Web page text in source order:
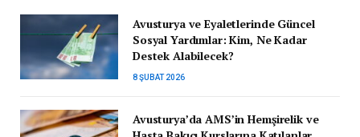
Avusturya ve Eyaletlerinde Güncel
Sosyal Yardımlar: Kim, Ne Kadar
Destek Alabilecek?
8 ŞUBAT 2026
Avusturya’da AMS’in Hemşirelik ve